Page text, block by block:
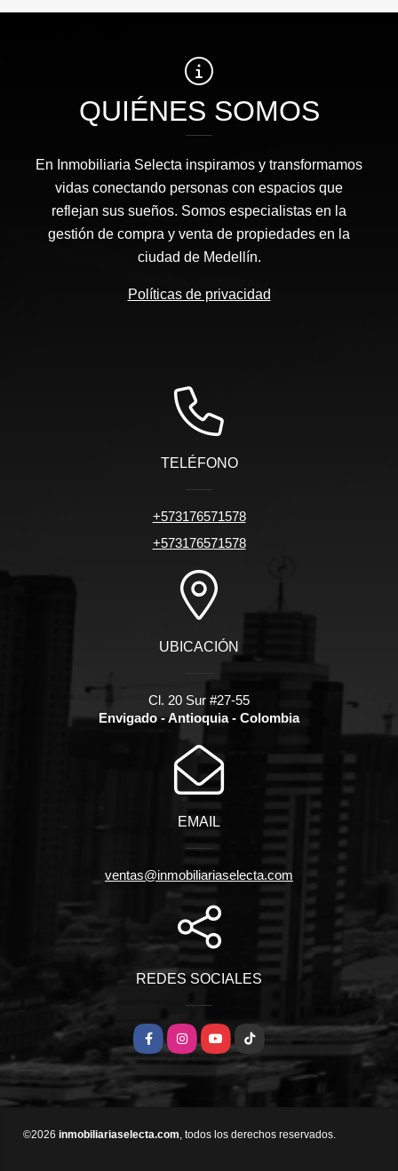
QUIÉNES SOMOS
En Inmobiliaria Selecta inspiramos y transformamos
vidas conectando personas con espacios que
reflejan sus sueños. Somos especialistas en la
gestión de compra y venta de propiedades en la
ciudad de Medellín.
Políticas de privacidad
TELÉFONO
+573176571578
+573176571578
UBICACIÓN
Cl. 20 Sur #27-55
Envigado - Antioquia - Colombia
EMAIL
ventas@inmobiliariaselecta.com
REDES SOCIALES
FacebookInstagramYouTubeTikTok
©2026 inmobiliariaselecta.com, todos los derechos reservados.